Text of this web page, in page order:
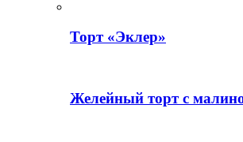
Торт «Эклер»
Желейный торт с